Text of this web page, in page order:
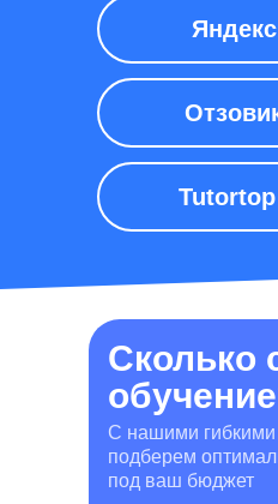
Сколько
С нашими
подберем
под ваш бюджет